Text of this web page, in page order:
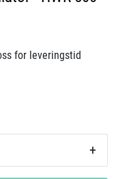
for leveringstid
+